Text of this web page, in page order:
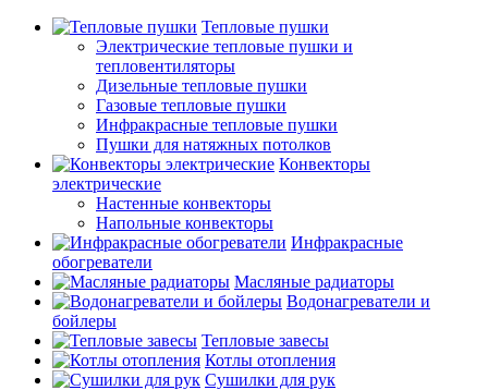
Тепловые пушки
Электрические тепловые пушки и
тепловентиляторы
Дизельные тепловые пушки
Газовые тепловые пушки
Инфракрасные тепловые пушки
Пушки для натяжных потолков
Конвекторы
электрические
Настенные конвекторы
Напольные конвекторы
Инфракрасные
обогреватели
Масляные радиаторы
Водонагреватели и
бойлеры
Тепловые завесы
Котлы отопления
Сушилки для рук